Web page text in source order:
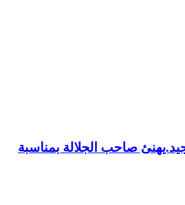
صاحب الجلالة بمناسبة